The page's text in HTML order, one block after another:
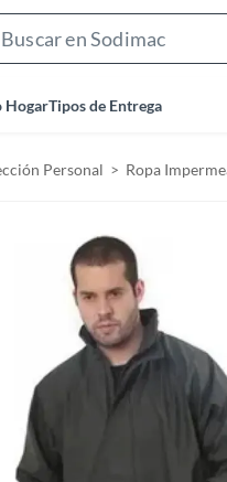
HogarTipos de Entrega
Personal Ropa